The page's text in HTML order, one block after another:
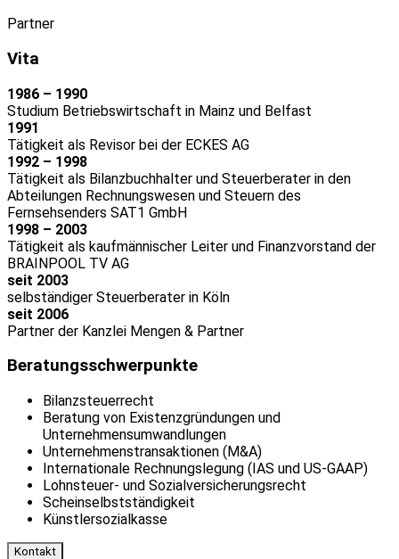
Partner
Vita
1986 – 1990
Studium Betriebswirtschaft in Mainz und Belfast
1991
Tätigkeit als Revisor bei der ECKES AG
1992 – 1998
Tätigkeit als Bilanzbuchhalter und Steuerberater in den
Abteilungen Rechnungswesen und Steuern des
Fernsehsenders SAT1 GmbH
1998 – 2003
Tätigkeit als kaufmännischer Leiter und Finanzvorstand der
BRAINPOOL TV AG
seit 2003
selbständiger Steuerberater in Köln
seit 2006
Partner der Kanzlei Mengen & Partner
Beratungsschwerpunkte
Bilanzsteuerrecht
Beratung von Existenzgründungen und
Unternehmensumwandlungen
Unternehmenstransaktionen (M&A)
Internationale Rechnungslegung (IAS und US-GAAP)
Lohnsteuer- und Sozialversicherungsrecht
Scheinselbstständigkeit
Künstlersozialkasse
Kontakt